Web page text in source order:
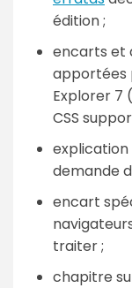
édition ;
encarts et
apportées
Explorer 7
CSS
demande
encart
traiter ;
chapitre